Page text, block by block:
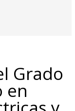
Grado
en